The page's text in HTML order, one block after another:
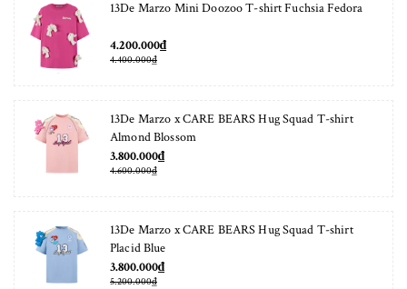
13De Marzo Mini Doozoo T-shirt Fuchsia Fedora
4.200.000₫
4.400.000₫
13De Marzo x CARE BEARS Hug Squad T-shirt
Almond Blossom
3.800.000₫
4.600.000₫
13De Marzo x CARE BEARS Hug Squad T-shirt
Placid Blue
3.800.000₫
5.200.000₫